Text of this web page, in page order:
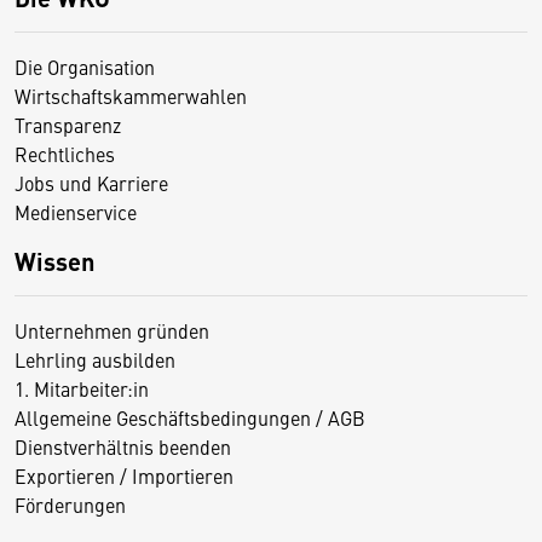
Die Organisation
Wirtschaftskammerwahlen
Transparenz
Rechtliches
Jobs und Karriere
Medienservice
Wissen
Unternehmen gründen
Lehrling ausbilden
1. Mitarbeiter:in
Allgemeine Geschäftsbedingungen / AGB
Dienstverhältnis beenden
Exportieren / Importieren
Förderungen